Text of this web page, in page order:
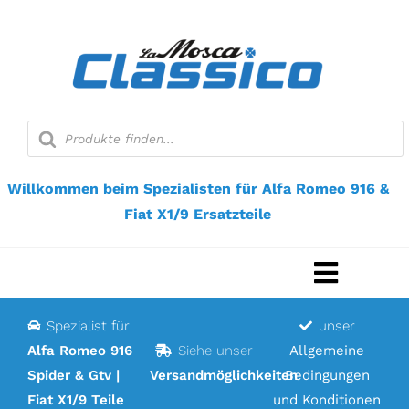
Suche
nach
Produkten
Willkommen beim Spezialisten für Alfa Romeo 916 &
Fiat X1/9 Ersatzteile
Webshop
Spezialist für
Alfa Romeo 916
Spider & Gtv |
Fiat X1/9 Teile
Siehe unser
Versandmöglichkeiten
unser
Allgemeine
Bedingungen
und Konditionen